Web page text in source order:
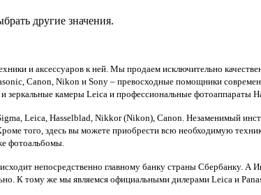
другие значения.
и аксессуаров к ней. Мы продаем исключительно
Canon, Nikon и Sony – превосходные помощники
зеркальные камеры Leica и профессиональные фотоаппараты
Leiсa, Hasselblad, Nikkor (Nikon), Canon. Незаменимый
того, здесь вы можете приобрести всю необходимую
фотоальбомы.
непосредственно главному банку страны Сбербанку. А
К тому же мы являемся официальными дилерами Leica и